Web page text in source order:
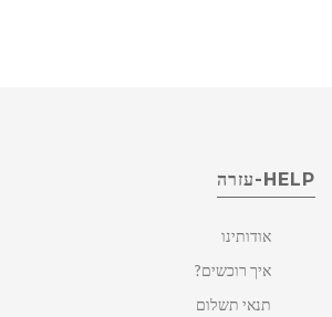
HELP-עזרה
אודותינו
איך רוכשים?
תנאי תשלום